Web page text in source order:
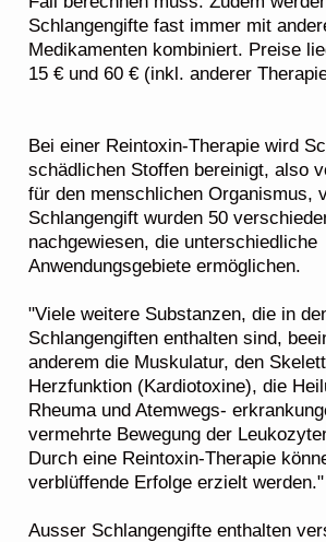
Schlangengifte fast immer mit
Medikamenten kombiniert. Preise
15 € und 60 € (inkl. anderer
Bei einer Reintoxin-Therapie wird
schädlichen Stoffen bereinigt, also
für den menschlichen Organismus,
Schlangengift wurden 50
nachgewiesen, die unterschiedliche
Anwendungsgebiete ermöglichen.
"Viele weitere Substanzen, die in
Schlangengiften enthalten sind,
anderem die Muskulatur, den
Herzfunktion (Kardiotoxine), die
Rheuma und Atemwegs-
vermehrte Bewegung der
Durch eine Reintoxin-Therapie
verblüffende Erfolge erzielt
Ausser Schlangengifte enthalten